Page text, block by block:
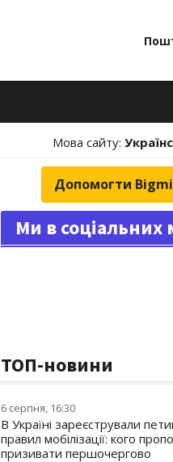
Мова сайту:
Допомогти
Ми в соціальних
ТОП-новини
6 серпня, 16:30
В Україні зареєстрували
правил мобілізації: кого
призивати першочергово